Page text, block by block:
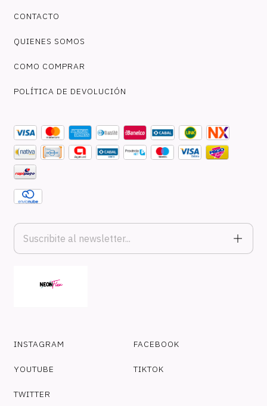
CONTACTO
QUIENES SOMOS
COMO COMPRAR
POLÍTICA DE DEVOLUCIÓN
INSTAGRAM FACEBOOK
YOUTUBE TIKTOK
TWITTER